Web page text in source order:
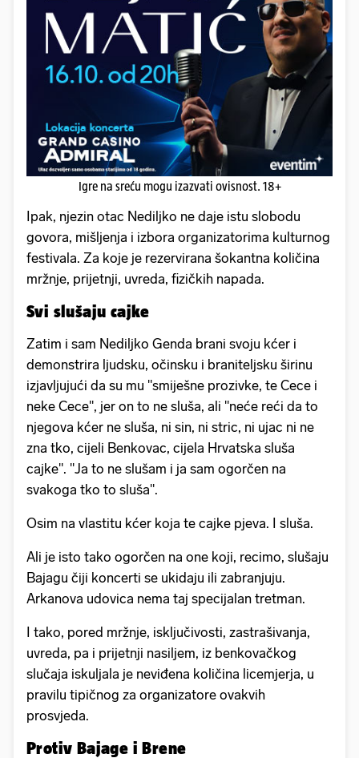
Igre na sreću mogu izazvati ovisnost. 18+
Ipak, njezin otac Nediljko ne daje istu slobodu
govora, mišljenja i izbora organizatorima kulturnog
festivala. Za koje je rezervirana šokantna količina
mržnje, prijetnji, uvreda, fizičkih napada.
Svi slušaju cajke
Zatim i sam Nediljko Genda brani svoju kćer i
demonstrira ljudsku, očinsku i braniteljsku širinu
izjavljujući da su mu "smiješne prozivke, te Cece i
neke Cece", jer on to ne sluša, ali "neće reći da to
njegova kćer ne sluša, ni sin, ni stric, ni ujac ni ne
zna tko, cijeli Benkovac, cijela Hrvatska sluša
cajke". "Ja to ne slušam i ja sam ogorčen na
svakoga tko to sluša".
Osim na vlastitu kćer koja te cajke pjeva. I sluša.
Ali je isto tako ogorčen na one koji, recimo, slušaju
Bajagu čiji koncerti se ukidaju ili zabranjuju.
Arkanova udovica nema taj specijalan tretman.
I tako, pored mržnje, isključivosti, zastrašivanja,
uvreda, pa i prijetnji nasiljem, iz benkovačkog
slučaja iskuljala je neviđena količina licemjerja, u
pravilu tipičnog za organizatore ovakvih
prosvjeda.
Protiv Bajage i Brene